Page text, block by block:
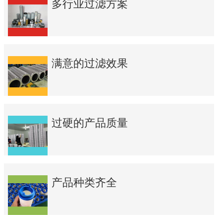
多行业过滤方案
满意的过滤效果
过硬的产品质量
产品种类齐全